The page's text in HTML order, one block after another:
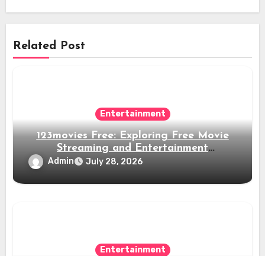
Related Post
Entertainment
123movies Free: Exploring Free Movie
Streaming and Entertainment
Alternatives
Admin July 28, 2026
Entertainment